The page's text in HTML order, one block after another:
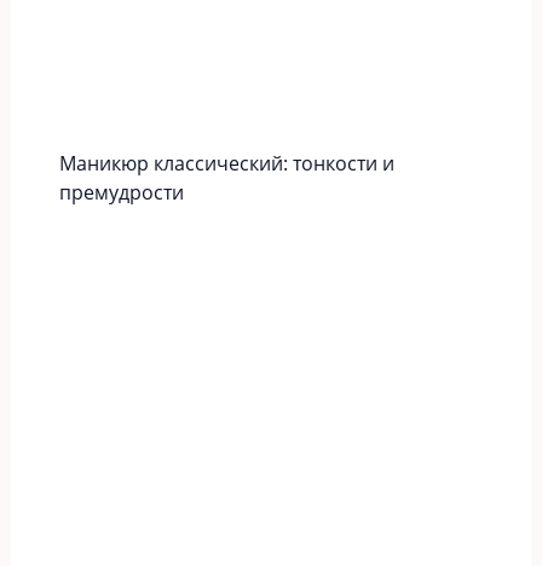
Маникюр классический: тонкости и
премудрости